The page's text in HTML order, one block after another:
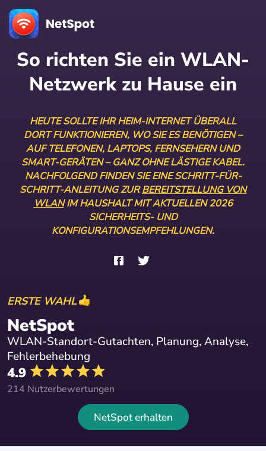
So richten Sie ein WLAN-
Netzwerk zu Hause ein
HEUTE SOLLTE IHR HEIM-INTERNET ÜBERALL
DORT FUNKTIONIEREN, WO SIE ES BENÖTIGEN –
AUF TELEFONEN, LAPTOPS, FERNSEHERN UND
SMART-GERÄTEN – GANZ OHNE LÄSTIGE KABEL.
NACHFOLGEND FINDEN SIE EINE SCHRITT-FÜR-
SCHRITT-ANLEITUNG ZURBEREITSTELLUNG VON
WLANIM HAUSHALT MIT AKTUELLEN 2026
SICHERHEITS- UND
KONFIGURATIONSEMPFEHLUNGEN.
ERSTE WAHL
NetSpot
WLAN-Standort-Gutachten, Planung, Analyse,
Fehlerbehebung
4.9
214 Nutzerbewertungen
NetSpot erhalten